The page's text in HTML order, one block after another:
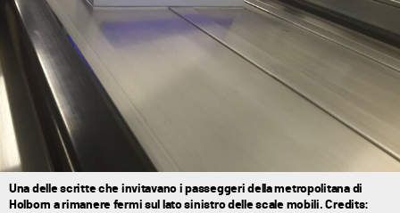
Una delle scritte che invitavano i passeggeri della metropolitana di
Holborn a rimanere fermi sul lato sinistro delle scale mobili. Credits: